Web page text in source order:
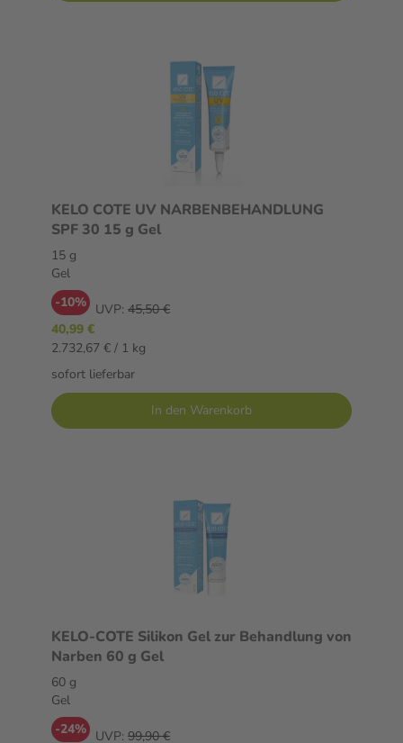
KELO COTE UV NARBENBEHANDLUNG
SPF 30 15 g Gel
15 g
Gel
-10% UVP: 45,50 €
40,99 €
2.732,67 € / 1 kg
sofort lieferbar
In den Warenkorb
KELO-COTE Silikon Gel zur Behandlung von
Narben 60 g Gel
60 g
Gel
-24% UVP: 99,90 €